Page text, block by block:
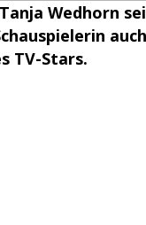
Wedhorn
TV-Stars.